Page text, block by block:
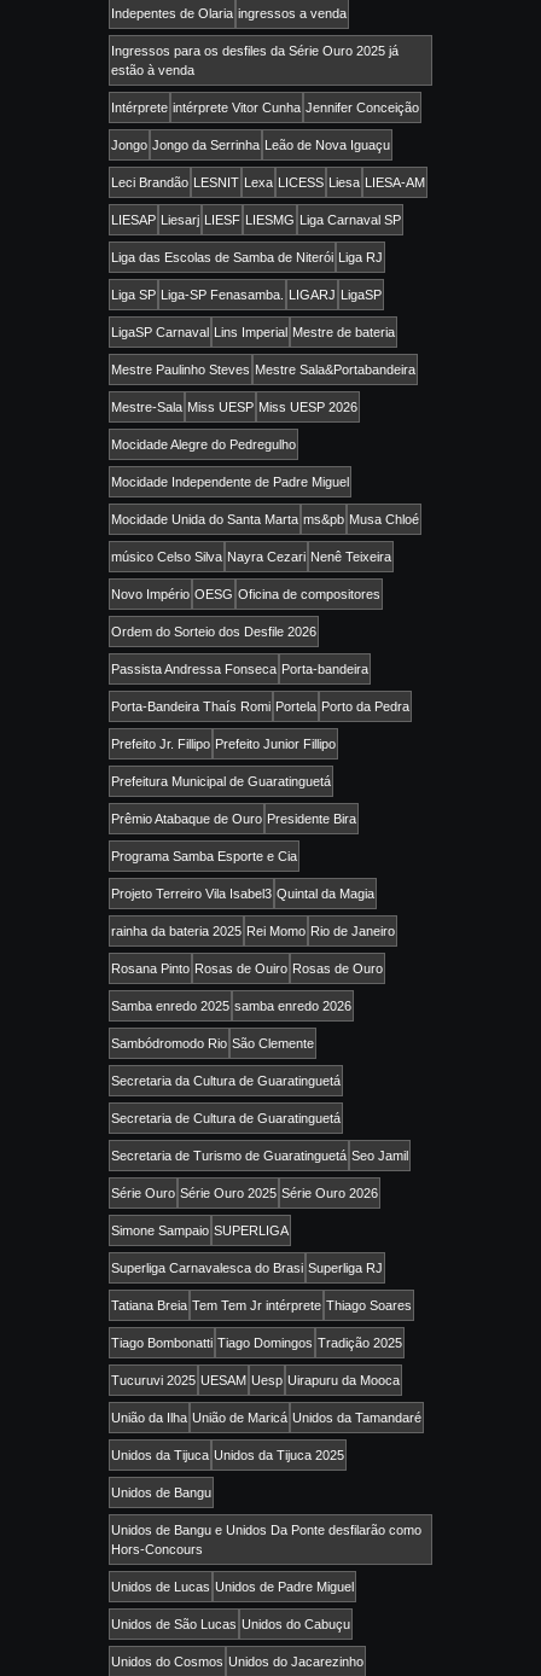
Indepentes de Olaria ingressos a venda
Ingressos para os desfiles da Série Ouro 2025 já
estão à venda
Intérprete intérprete Vitor Cunha Jennifer Conceição
Jongo Jongo da Serrinha Leão de Nova Iguaçu
Leci Brandão LESNIT Lexa LICESS Liesa LIESA-AM
LIESAP Liesarj LIESF LIESMG Liga Carnaval SP
Liga das Escolas de Samba de Niterói Liga RJ
Liga SP Liga-SP Fenasamba. LIGARJ LigaSP
LigaSP Carnaval Lins Imperial Mestre de bateria
Mestre Paulinho Steves Mestre Sala&Portabandeira
Mestre-Sala Miss UESP Miss UESP 2026
Mocidade Alegre do Pedregulho
Mocidade Independente de Padre Miguel
Mocidade Unida do Santa Marta ms&pb Musa Chloé
músico Celso Silva Nayra Cezari Nenê Teixeira
Novo Império OESG Oficina de compositores
Ordem do Sorteio dos Desfile 2026
Passista Andressa Fonseca Porta-bandeira
Porta-Bandeira Thaís Romi Portela Porto da Pedra
Prefeito Jr. Fillipo Prefeito Junior Fillipo
Prefeitura Municipal de Guaratinguetá
Prêmio Atabaque de Ouro Presidente Bira
Programa Samba Esporte e Cia
Projeto Terreiro Vila Isabel3 Quintal da Magia
rainha da bateria 2025 Rei Momo Rio de Janeiro
Rosana Pinto Rosas de Ouiro Rosas de Ouro
Samba enredo 2025 samba enredo 2026
Sambódromodo Rio São Clemente
Secretaria da Cultura de Guaratinguetá
Secretaria de Cultura de Guaratinguetá
Secretaria de Turismo de Guaratinguetá Seo Jamil
Série Ouro Série Ouro 2025 Série Ouro 2026
Simone Sampaio SUPERLIGA
Superliga Carnavalesca do Brasi Superliga RJ
Tatiana Breia Tem Tem Jr intérprete Thiago Soares
Tiago Bombonatti Tiago Domingos Tradição 2025
Tucuruvi 2025 UESAM Uesp Uirapuru da Mooca
União da Ilha União de Maricá Unidos da Tamandaré
Unidos da Tijuca Unidos da Tijuca 2025
Unidos de Bangu
Unidos de Bangu e Unidos Da Ponte desfilarão como
Hors-Concours
Unidos de Lucas Unidos de Padre Miguel
Unidos de São Lucas Unidos do Cabuçu
Unidos do Cosmos Unidos do Jacarezinho